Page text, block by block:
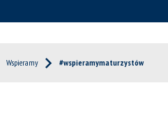
Wspieramy #wspieramymaturzystów